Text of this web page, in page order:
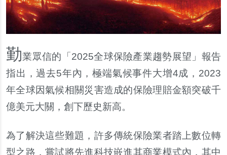
勤業眾信的「2025全球保險產業趨勢展望」報告
指出，過去5年內，極端氣候事件大增4成，2023
年全球因氣候相關災害造成的保險理賠金額突破千
億美元大關，創下歷史新高。
為了解決這些難題，許多傳統保險業者踏上數位轉
型之路，嘗試將先進科技嵌進其商業模式內，其中